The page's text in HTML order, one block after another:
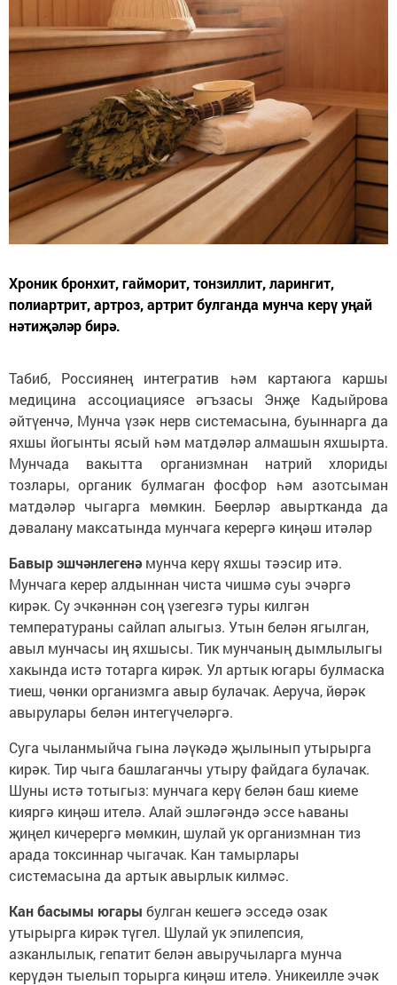
Хроник бронхит, гайморит, тонзиллит, ларингит,
полиартрит, артроз, артрит булганда мунча керү уңай
нәтиҗәләр бирә.
Табиб, Россиянең интегратив һәм картаюга каршы
медицина ассоциациясе әгъзасы Энҗе Кадыйрова
әйтүенчә, Мунча үзәк нерв системасына, буыннарга да
яхшы йогынты ясый һәм матдәләр алмашын яхшырта.
Мунчада вакытта организмнан натрий хлориды
тозлары, органик булмаган фосфор һәм азотсыман
матдәләр чыгарга мөмкин. Бөерләр авыртканда да
дәвалану максатында мунчага керергә киңәш итәләр
Бавыр эшчәнлегенәмунча керү яхшы тәэсир итә.
Мунчага керер алдыннан чиста чишмә суы эчәргә
кирәк. Су эчкәннән соң үзегезгә туры килгән
температураны сайлап алыгыз. Утын белән ягылган,
авыл мунчасы иң яхшысы. Тик мунчаның дымлылыгы
хакында истә тотарга кирәк. Ул артык югары булмаска
тиеш, чөнки организмга авыр булачак. Аеруча, йөрәк
авырулары белән интегүчеләргә.
Суга чыланмыйча гына ләүкәдә җылынып утырырга
кирәк. Тир чыга башлаганчы утыру файдага булачак.
Шуны истә тотыгыз: мунчага керү белән баш киеме
кияргә киңәш ителә. Алай эшләгәндә эссе һаваны
җиңел кичерергә мөмкин, шулай ук организмнан тиз
арада токсиннар чыгачак. Кан тамырлары
системасына да артык авырлык килмәс.
Кан басымы югары булган кешегә эсседә озак
утырырга кирәк түгел. Шулай ук эпилепсия,
азканлылык, гепатит белән авыручыларга мунча
керүдән тыелып торырга киңәш ителә. Уникеилле эчәк